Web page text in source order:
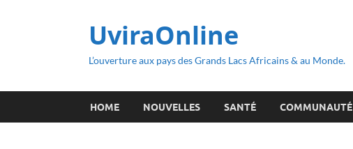
UviraOnline
L’ouverture aux pays des Grands Lacs Africains & au Monde.
HOME NOUVELLES SANTÉ COMMUNAUTÉ